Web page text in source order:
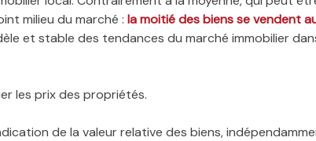
milieu du marché : la moitié des biens se vendent
et stable des tendances du marché immobilier
les prix des propriétés.
de la valeur relative des biens,